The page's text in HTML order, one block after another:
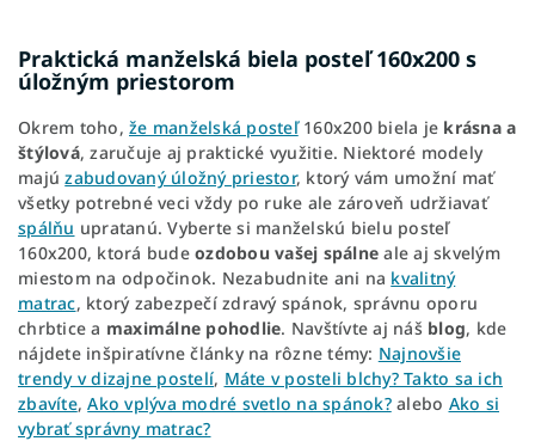
Praktická manželská biela posteľ 160x200 s
úložným priestorom
Okrem toho, že manželská posteľ160x200 biela je krásna a
štýlová, zaručuje aj praktické využitie. Niektoré modely
majúzabudovaný úložný priestor, ktorý vám umožní mať
všetky potrebné veci vždy po ruke ale zároveň udržiavať
spálňu upratanú. Vyberte si manželskú bielu posteľ
160x200, ktorá bude ozdobou vašej spálne ale aj skvelým
miestom na odpočinok. Nezabudnite ani na kvalitný
matrac, ktorý zabezpečí zdravý spánok, správnu oporu
chrbtice a maximálne pohodlie. Navštívte aj náš blog, kde
nájdete inšpiratívne články na rôzne témy: Najnovšie
trendy v dizajne postelí, Máte v posteli blchy? Takto sa ich
zbavíte,Ako vplýva modré svetlo na spánok?alebo Ako si
vybrať správny matrac?